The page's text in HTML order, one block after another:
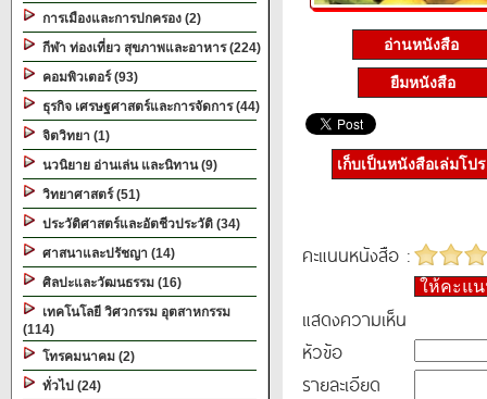
การเมืองและการปกครอง (2)
กีฬา ท่องเที่ยว สุขภาพและอาหาร (224)
คอมพิวเตอร์ (93)
ธุรกิจ เศรษฐศาสตร์และการจัดการ (44)
จิตวิทยา (1)
นวนิยาย อ่านเล่น และนิทาน (9)
วิทยาศาสตร์ (51)
ประวัติศาสตร์และอัตชีวประวัติ (34)
ศาสนาและปรัชญา (14)
ศิลปะและวัฒนธรรม (16)
เทคโนโลยี วิศวกรรม อุตสาหกรรม
(114)
โทรคมนาคม (2)
ทั่วไป (24)
อ่านหนังสือ
ยืมหนังสือ
เก็บเป็นหนังสือเล่มโป
คะแนนหนังสือ :
ให้คะแ
แสดงความเห็น
หัวข้อ
รายละเอียด